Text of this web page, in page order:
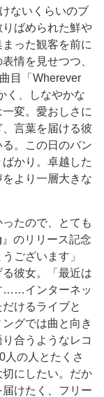
ないくらいのブ
ばめられた鮮や
った観客を前に
情を見せつつ、
目「Wherever
く、しなやかな
変。愛おしさに
言葉を届ける彼
。この日のバン
かり。卓越した
より一層大きな
たので、とても
のリリース記念
ございます」
彼女。「最近は
……インターネッ
けるライブと
グでは曲と向き
合うようなレコ
人の人とたくさ
にしたい。だか
けたく、フリー